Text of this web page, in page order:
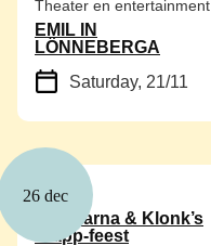
Theater en entertainment
EMIL IN
LÖNNEBERGA
Saturday, 21/11
26 dec
Familie
Babblarna & Klonk’s
Klapp-feest